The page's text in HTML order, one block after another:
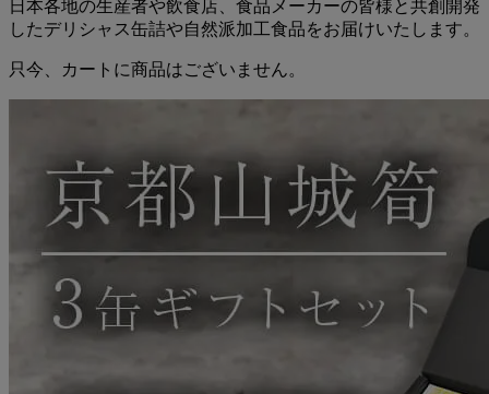
日本各地の生産者や飲食店、食品メーカーの皆様と共創開発
したデリシャス缶詰や自然派加工食品をお届けいたします。
只今、カートに商品はございません。